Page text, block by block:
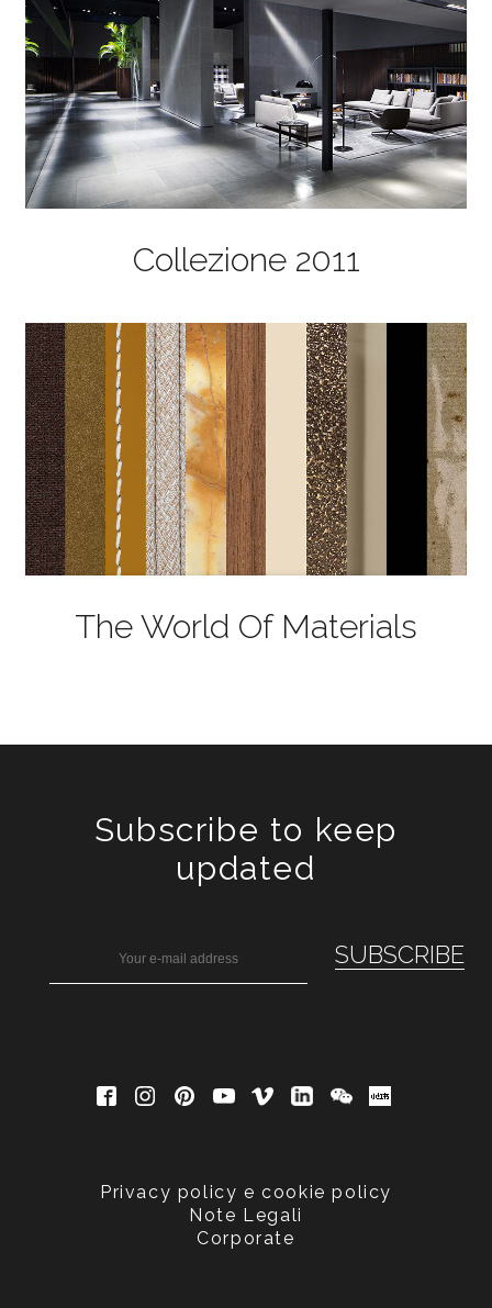
Collezione 2011
The World Of Materials
Subscribe to keep
updated
Privacy policy e cookie policy
Note Legali
Corporate